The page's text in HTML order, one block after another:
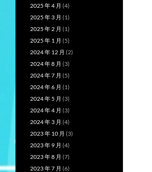
2025 年 4 月 (4)
2025 年 3 月 (1)
2025 年 2 月 (1)
2025 年 1 月 (5)
2024 年 12 月 (2)
2024 年 8 月 (3)
2024 年 7 月 (5)
2024 年 6 月 (1)
2024 年 5 月 (3)
2024 年 4 月 (3)
2024 年 3 月 (4)
2023 年 10 月 (3)
2023 年 9 月 (4)
2023 年 8 月 (7)
2023 年 7 月 (6)